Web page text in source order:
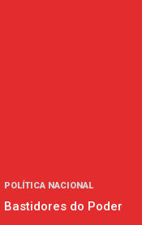
POLÍTICA NACIONAL
Bastidores do Poder